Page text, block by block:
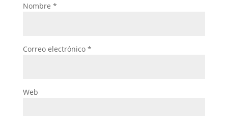
Nombre *
Correo electrónico *
Web